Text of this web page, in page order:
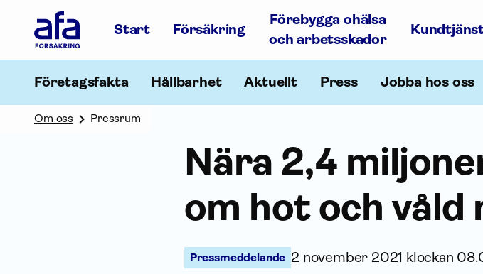
Försäkring
Gå
startsidan
Start Försäkring
Förebygga ohälsa
och arbetsskador
Företagsfakta Hållbarhet Aktuellt Press Jobba hos oss
Om oss Pressrum
Nära 2,4
om hot och våld
Pressmeddelande 2 november 2021 klockan